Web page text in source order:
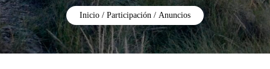
Inicio Participación Anuncios